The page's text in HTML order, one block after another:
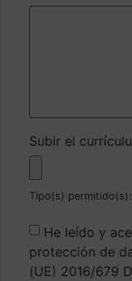
Subir el
Tipo(s)
He leído y
protección de
(UE) 2016/679